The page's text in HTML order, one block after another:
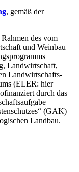
, gemäß der
des vom
und Weinbau
Landwirt­schaft,
Land­wirtschafts­
(ELER: hier
durch das
(GAK)
Landbau.